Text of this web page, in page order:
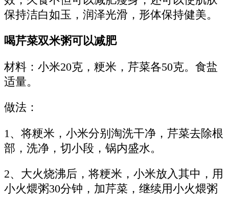
保持洁白如玉，润泽光滑，形体保持健美。
喝芹菜双米粥可以减肥
材料：小米20克，粳米，芹菜各50克。食盐
适量。
做法：
1、将粳米，小米分别淘洗干净，芹菜去除根
部，洗净，切小段，锅内盛水。
2、大火烧沸后，将粳米，小米放入其中，用
小火煨粥30分钟，加芹菜，继续用小火煨粥